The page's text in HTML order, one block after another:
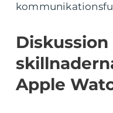
Diskussion
Apple